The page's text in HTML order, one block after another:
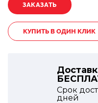
КУПИТЬ В ОДИН КЛИК
Срок
дней